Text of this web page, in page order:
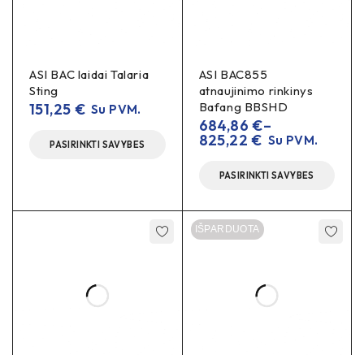
ASI BAC laidai Talaria
Sting
151,25 € Su PVM.
PASIRINKTI SAVYBES
ASI BAC855
atnaujinimo rinkinys
Bafang BBSHD
684,86€–
825,22€ Su PVM.
PASIRINKTI SAVYBES
IŠPARDUOTA